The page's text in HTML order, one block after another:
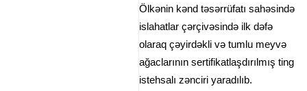
Ölkənin kənd təsərrüfatı sahəsində
islahatlar çərçivəsində ilk dəfə
olaraq çəyirdəkli və tumlu meyvə
ağaclarının sertifikatlaşdırılmış ting
istehsalı zənciri yaradılıb.